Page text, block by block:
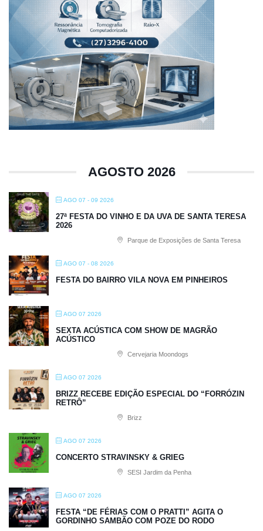
AGOSTO 2026
AGO 07 - 09 2026
27ª FESTA DO VINHO E DA UVA DE SANTA TERESA
2026
Parque de Exposições de Santa Teresa
AGO 07 - 08 2026
FESTA DO BAIRRO VILA NOVA EM PINHEIROS
AGO 07 2026
SEXTA ACÚSTICA COM SHOW DE MAGRÃO
ACÚSTICO
Cervejaria Moondogs
AGO 07 2026
BRIZZ RECEBE EDIÇÃO ESPECIAL DO “FORRÓZIN
RETRÔ”
Brizz
AGO 07 2026
CONCERTO STRAVINSKY & GRIEG
SESI Jardim da Penha
AGO 07 2026
FESTA “DE FÉRIAS COM O PRATTI” AGITA O
GORDINHO SAMBÃO COM POZE DO RODO